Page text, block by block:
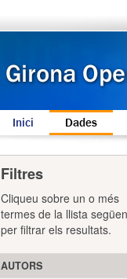
Inici Dades
Filtres
Cliqueu sobre un o més
termes de la llista
per filtrar els resultats.
AUTORS